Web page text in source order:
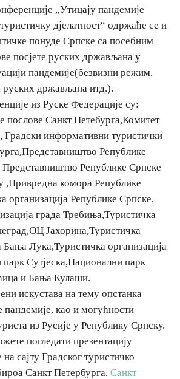
„Утицају пандемије
дјелатност“ одржаће се и
понуде Српске са посебним
посјете руских држављана у
пандемије(безвизни режим,
руских држављана итд.).
из Руске Федерације су:
послове Санкт Петебурга,Комитет
Градски информативни туристички
Републике
Републике Српске
,Привредна комора Републике
организација Републике Српске,
града Требиња,Туристичка
Јахорина,Туристичка
Бања Лука,Туристичка организација
Сутјеска,Национални парк
и Бања Кулаши.
искустава на тему опстанка
пандемије, као и могућности
из Русије у Републику Српску.
погледати презентацију
сајту Градског туристичко
Санкт Петербурга. Санкт